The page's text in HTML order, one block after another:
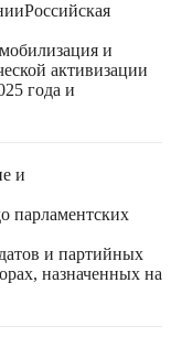
Российская
и
активизации
года и
и
парламентских
и партийных
назначенных на